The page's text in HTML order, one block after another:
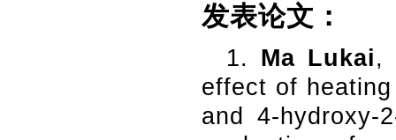
发表论文：
1. Ma Lukai,
effect of
and 4-hydroxy-